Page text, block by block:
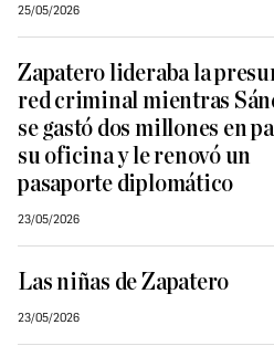
25/05/2026
Zapatero lideraba la
red criminal mientras
se gastó dos millones en
su oficina y le renovó un
pasaporte diplomático
23/05/2026
Las niñas de Zapatero
23/05/2026